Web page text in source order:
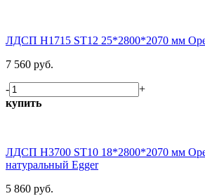
ЛДСП H1715 ST12 25*2800*2070 мм
7 560 руб.
-
+
купить
ЛДСП H3700 ST10 18*2800*2070 мм
натуральный Egger
5 860 руб.